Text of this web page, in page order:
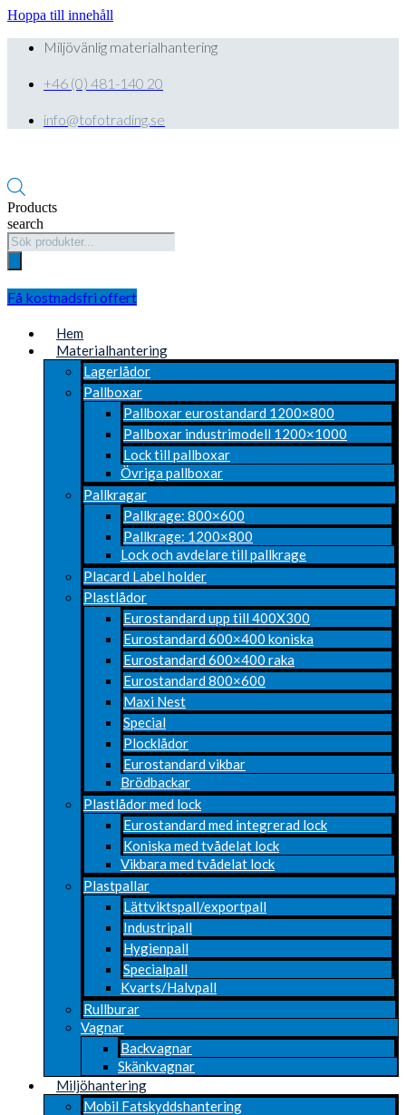
Hoppa till innehåll
Miljövänlig materialhantering
+46 (0) 481-140 20
info@tofotrading.se
Products
search
Få kostnadsfri offert
Hem
Materialhantering
Lagerlådor
Pallboxar
Pallboxar eurostandard 1200×800
Pallboxar industrimodell 1200×1000
Lock till pallboxar
Övriga pallboxar
Pallkragar
Pallkrage: 800×600
Pallkrage: 1200×800
Lock och avdelare till pallkrage
Placard Label holder
Plastlådor
Eurostandard upp till 400X300
Eurostandard 600×400 koniska
Eurostandard 600×400 raka
Eurostandard 800×600
Maxi Nest
Special
Plocklådor
Eurostandard vikbar
Brödbackar
Plastlådor med lock
Eurostandard med integrerad lock
Koniska med tvådelat lock
Vikbara med tvådelat lock
Plastpallar
Lättviktspall/exportpall
Industripall
Hygienpall
Specialpall
Kvarts/Halvpall
Rullburar
Vagnar
Backvagnar
Skänkvagnar
Miljöhantering
Mobil Fatskyddshantering